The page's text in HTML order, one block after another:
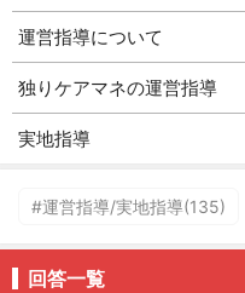
運営指導について
独りケアマネの運営指導
実地指導
#運営指導/実地指導(135)
回答一覧